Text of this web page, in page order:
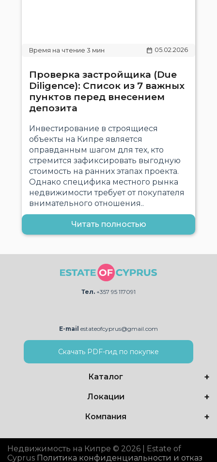
05.02.2026
Проверка застройщика (Due
Diligence): Список из 7 важных
пунктов перед внесением
депозита
Инвестирование в строящиеся
объекты на Кипре является
оправданным шагом для тех, кто
стремится зафиксировать выгодную
стоимость на ранних этапах проекта.
Однако специфика местного рынка
недвижимости требует от покупателя
внимательного отношения..
Читать полностью
Тел. +357 95 117091
E-mail estateofcyprus@gmail.com
Скачать PDF-гид по покупке
Каталог
Локации
Компания
Недвижимость на Кипре © 2026 | Estate of
Cyprus Политика конфиденциальности и отказ